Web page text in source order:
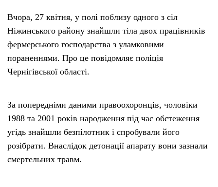
Вчора, 27 квітня, у полі поблизу одного з сіл
Ніжинського району знайшли тіла двох працівників
фермерського господарства з уламковими
пораненнями. Про це повідомляє поліція
Чернігівської області.
За попередніми даними правоохоронців, чоловіки
1988 та 2001 років народження під час обстеження
угідь знайшли безпілотник і спробували його
розібрати. Внаслідок детонації апарату вони зазнали
смертельних травм.